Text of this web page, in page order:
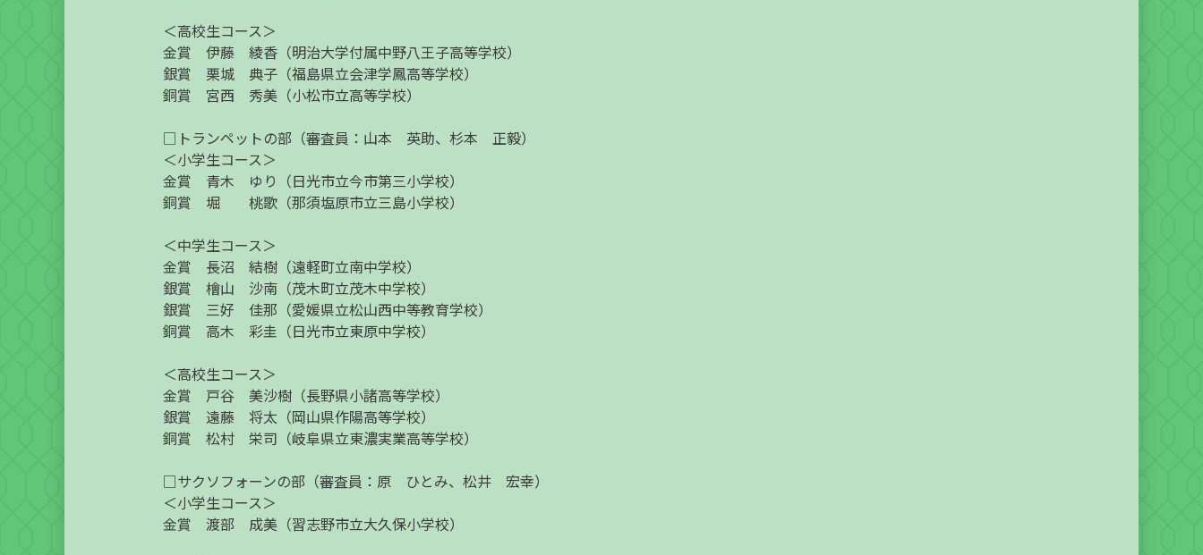
＜高校生コース＞
金賞 伊藤 綾香（明治大学付属中野八王子高等学校）
銀賞 栗城 典子（福島県立会津学鳳高等学校）
銅賞 宮西 秀美（小松市立高等学校）
□トランペットの部（審査員：山本 英助、杉本 正毅）
＜小学生コース＞
金賞 青木 ゆり（日光市立今市第三小学校）
銅賞 堀 桃歌（那須塩原市立三島小学校）
＜中学生コース＞
金賞 長沼 結樹（遠軽町立南中学校）
銀賞 檜山 沙南（茂木町立茂木中学校）
銀賞 三好 佳那（愛媛県立松山西中等教育学校）
銅賞 高木 彩圭（日光市立東原中学校）
＜高校生コース＞
金賞 戸谷 美沙樹（長野県小諸高等学校）
銀賞 遠藤 将太（岡山県作陽高等学校）
銅賞 松村 栄司（岐阜県立東濃実業高等学校）
□サクソフォーンの部（審査員：原 ひとみ、松井 宏幸）
＜小学生コース＞
金賞 渡部 成美（習志野市立大久保小学校）